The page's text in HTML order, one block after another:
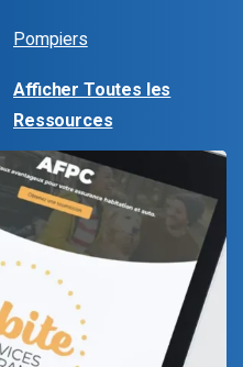
Pompiers
Afficher Toutes les
Ressources